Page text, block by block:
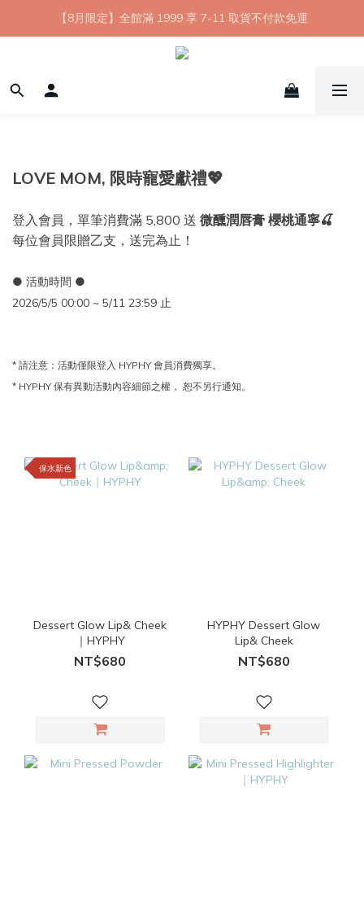
【8月限定】全館滿 1999 享 7-11 取貨不付款免運
【8月限定】全館滿 1999 享 7-11 取貨不付款免運
七夕情人節💘任選 A+B 限時優惠 $1314 元
新會員首購 7-11 店到店免運 點我成為HYPHY Girl
LOVE MOM, 限時寵愛獻禮💖
登入會員，單筆消費滿 5,800 送 微醺潤唇膏 櫻桃通寧🍒
每位會員限贈乙支，送完為止！
● 活動時間 ●
2026/5/5 00:00 ~ 5/11 23:59 止
* 請注意：活動僅限登入 HYPHY 會員消費獨享。
* HYPHY 保有異動活動內容細節之權， 恕不另行通知。
保水新色
Dessert Glow Lip& Cheek
｜HYPHY
NT$680
HYPHY Dessert Glow
Lip& Cheek
NT$680